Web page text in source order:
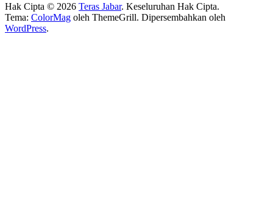
Hak Cipta © 2026 Teras Jabar. Keseluruhan Hak Cipta.
Tema: ColorMag oleh ThemeGrill. Dipersembahkan oleh
WordPress.